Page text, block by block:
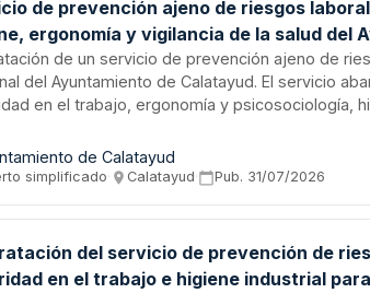
de riesgos laborales.
de prevención ajeno de riesgos
ergonomía y vigilancia de la salud del
de un servicio de prevención ajeno de
del Ayuntamiento de Calatayud. El servicio
en el trabajo, ergonomía y psicosociología,
laboral, con aprobación de la
y reunir los requisitos y medios personales
de Calatayud
simplificado· Calatayud· Pub. 31/07/2026
del servicio de prevención de
en el trabajo e higiene industrial